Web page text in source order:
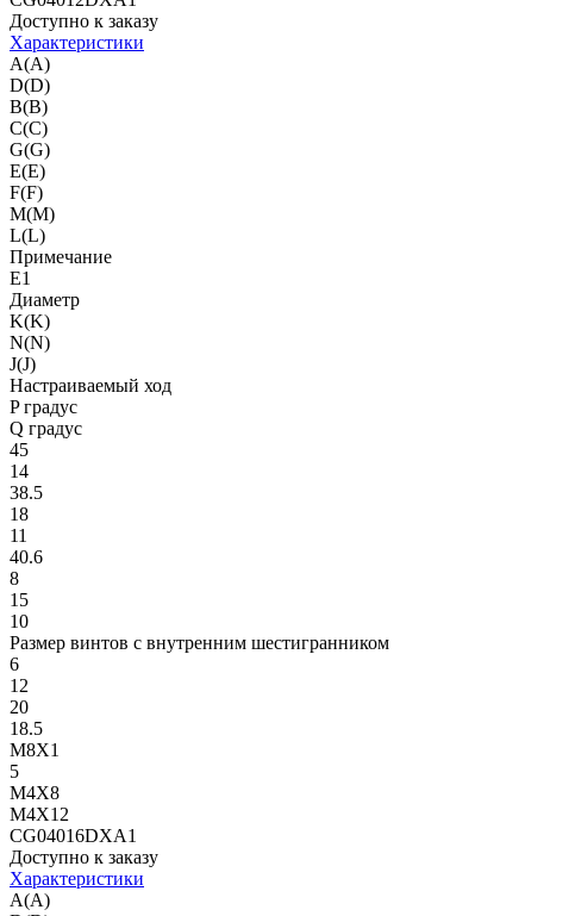
Доступно к заказу
Характеристики
A(A)
D(D)
B(B)
C(C)
G(G)
E(E)
F(F)
M(M)
L(L)
Примечание
E1
Диаметр
K(K)
N(N)
J(J)
Настраиваемый ход
P градус
Q градус
45
14
38.5
18
11
40.6
8
15
10
Размер винтов с внутренним шестигранником
6
12
20
18.5
M8X1
5
M4X8
M4X12
CG04016DXA1
Доступно к заказу
Характеристики
A(A)